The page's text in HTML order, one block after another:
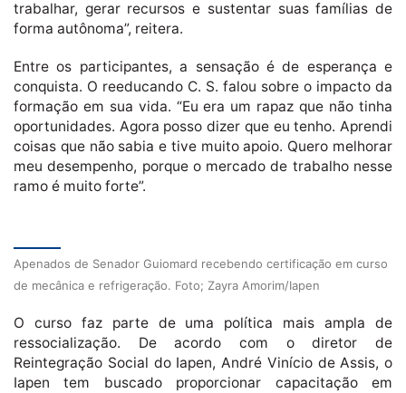
trabalhar, gerar recursos e sustentar suas famílias de
forma autônoma”, reitera.
Entre os participantes, a sensação é de esperança e
conquista. O reeducando C. S. falou sobre o impacto da
formação em sua vida. “Eu era um rapaz que não tinha
oportunidades. Agora posso dizer que eu tenho. Aprendi
coisas que não sabia e tive muito apoio. Quero melhorar
meu desempenho, porque o mercado de trabalho nesse
ramo é muito forte”.
Apenados de Senador Guiomard recebendo certificação em curso
de mecânica e refrigeração. Foto; Zayra Amorim/Iapen
O curso faz parte de uma política mais ampla de
ressocialização. De acordo com o diretor de
Reintegração Social do Iapen, André Vinício de Assis, o
Iapen tem buscado proporcionar capacitação em